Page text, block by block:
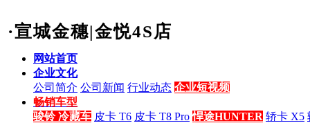
·宣城金穗|金悦4S店
网站首页
企业文化
公司简介 公司新闻 行业动态 企业短视频
畅销车型
骏铃 冷藏车 皮卡 T6 皮卡 T8 Pro 悍途HUNTER 轿卡 X5